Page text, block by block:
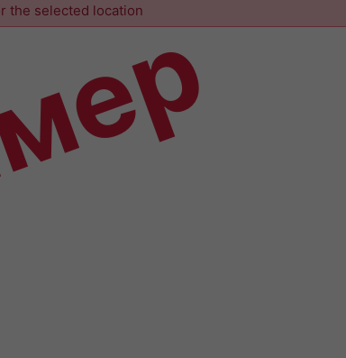
the selected location